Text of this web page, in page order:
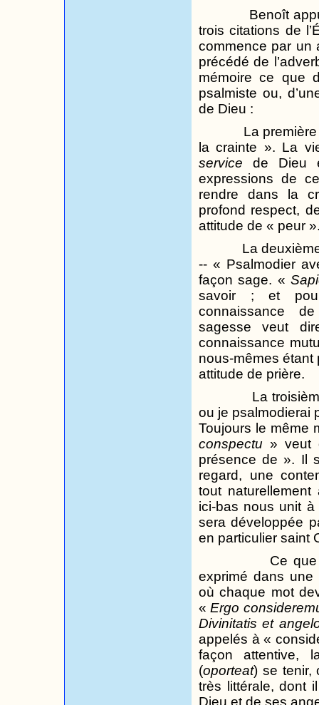
Benoît
trois citations de
commence par un
précédé de
mémoire ce que
psalmiste ou,
de Dieu :
La
la crainte ». La
service de Dieu
expressions de
rendre dans la
profond respect,
attitude de « peur
La
-- « Psalmodier
façon sage. «
savoir ; et
connaissance
sagesse veut
connaissance
nous-mêmes
attitude de prière.
La
ou je psalmodierai
Toujours le même
conspectu » veut
présence de ». Il
regard, une
tout
ici-bas nous unit
sera développée
en particulier saint
Ce
exprimé dans une
où chaque mot
«Ergo
Divinitatis et
appelés à «
façon attentive,
(oporteat) se tenir,
très littérale, dont
Dieu et de ses